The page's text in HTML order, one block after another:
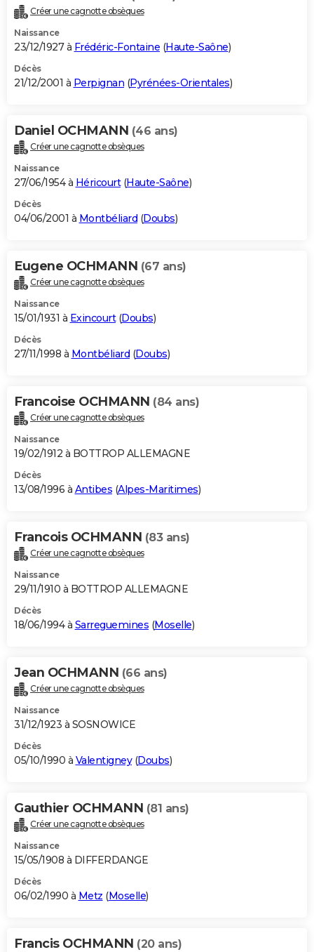
Créer une cagnotte obsèques
Naissance
23/12/1927 à Frédéric-Fontaine (Haute-Saône)
Décès
21/12/2001 à Perpignan (Pyrénées-Orientales)
Daniel OCHMANN (46 ans)
Créer une cagnotte obsèques
Naissance
27/06/1954 à Héricourt(Haute-Saône)
Décès
04/06/2001 à Montbéliard (Doubs)
Eugene OCHMANN (67 ans)
Créer une cagnotte obsèques
Naissance
15/01/1931 à Exincourt(Doubs)
Décès
27/11/1998 à Montbéliard (Doubs)
Francoise OCHMANN (84 ans)
Créer une cagnotte obsèques
Naissance
19/02/1912 à BOTTROP ALLEMAGNE
Décès
13/08/1996 à Antibes (Alpes-Maritimes)
Francois OCHMANN (83 ans)
Créer une cagnotte obsèques
Naissance
29/11/1910 à BOTTROP ALLEMAGNE
Décès
18/06/1994 à Sarreguemines (Moselle)
Jean OCHMANN (66 ans)
Créer une cagnotte obsèques
Naissance
31/12/1923 à SOSNOWICE
Décès
05/10/1990 à Valentigney(Doubs)
Gauthier OCHMANN (81 ans)
Créer une cagnotte obsèques
Naissance
15/05/1908 à DIFFERDANGE
Décès
06/02/1990 à Metz (Moselle)
Francis OCHMANN (20 ans)